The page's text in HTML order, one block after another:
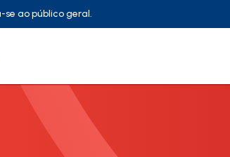
ao público geral.